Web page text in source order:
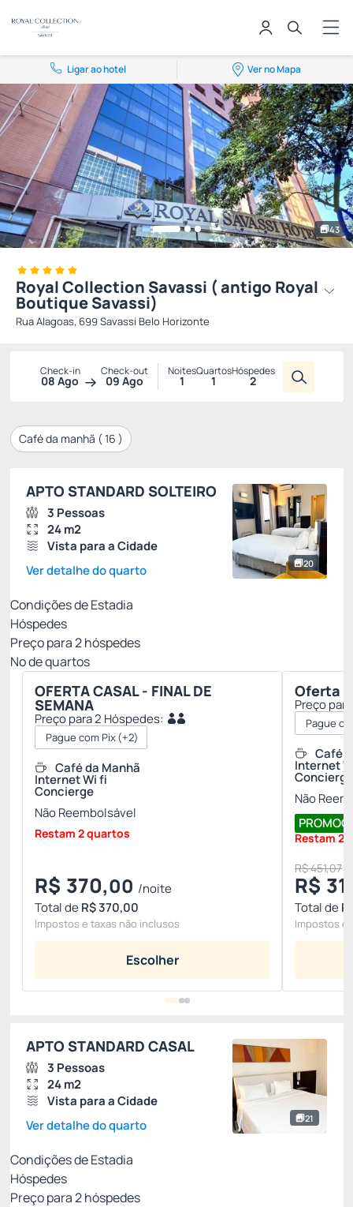
Ligar ao hotel Ver no Mapa
43
Royal Collection Savassi ( antigo Royal
Boutique Savassi)
Rua Alagoas, 699 Savassi Belo Horizonte
Check-in
08 Ago
Check-out
09 Ago
Noites
1
Quartos
1
Hóspedes
2
Café da manhã ( 16 )
20
APTO STANDARD SOLTEIRO
3 Pessoas
24 m2
Vista para a Cidade
Ver detalhe do quarto
Condições de Estadia
Hóspedes
Preço para2hóspedes
Nº de quartos
OFERTA CASAL - FINAL DE
SEMANA
Preço para 2 Hóspedes:
Pague com Pix(+2)
Café da Manhã
Internet Wi fi
Concierge
Não Reembolsável
Restam 2 quartos
R$ 370,00 /noite
Total deR$ 370,00
Impostos e taxas não inclusos
Escolher
Oferta
Preço
Pague
Café
Internet
Não
Restam 2
R$ 451,07
R$
Total de
Impostos e
21
APTO STANDARD CASAL
3 Pessoas
24 m2
Vista para a Cidade
Ver detalhe do quarto
Condições de Estadia
Hóspedes
Preço para2hóspedes